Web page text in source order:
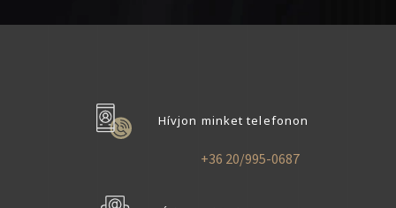
Hívjon minket telefonon
+36 20/995-0687